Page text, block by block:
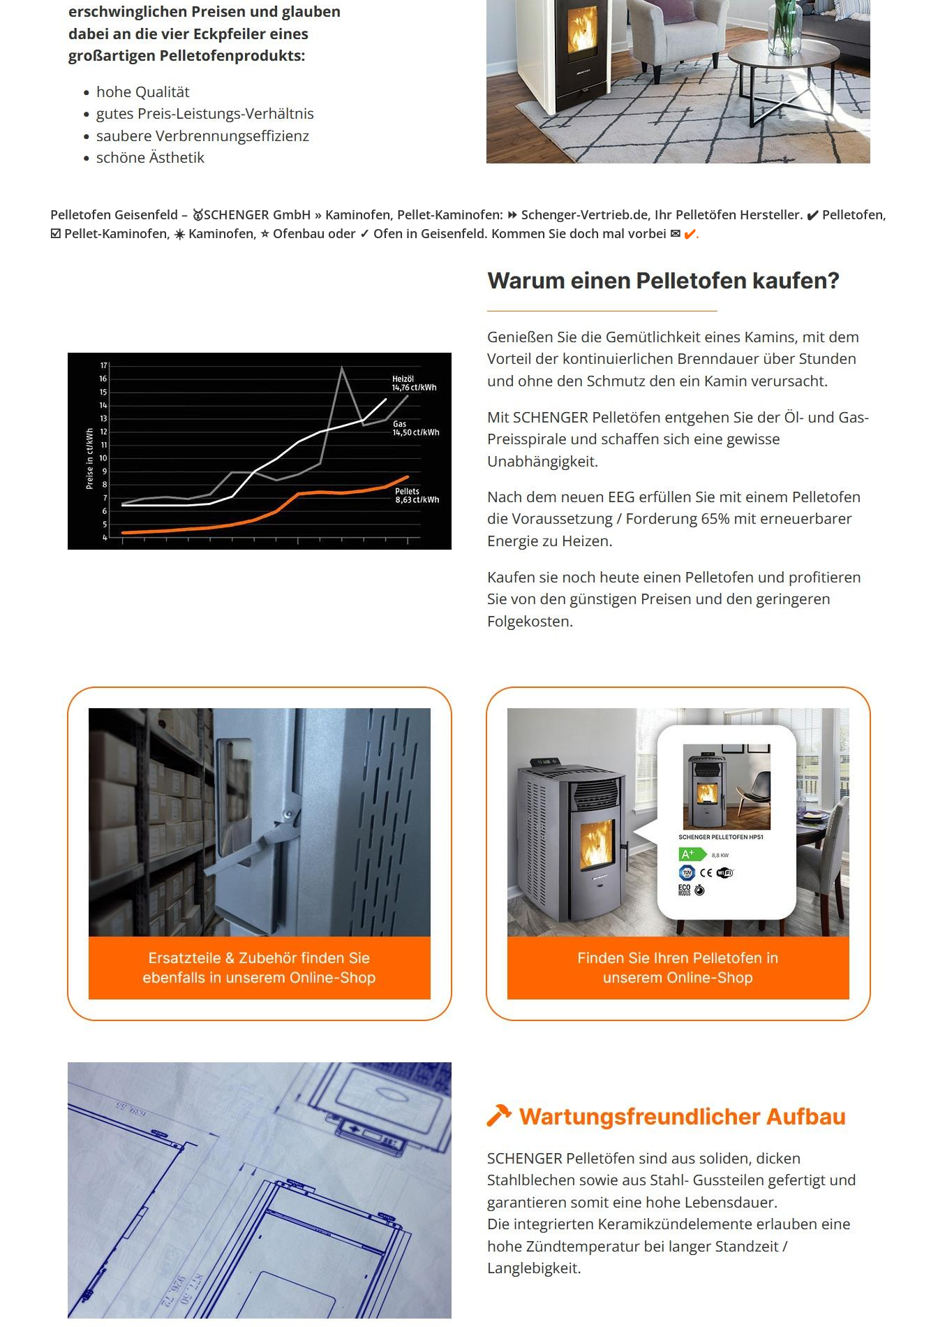
Pelletofen Geisenfeld – 🥇SCHENGER GmbH » Kaminofen, Pellet-Kaminofen: ⏩ Schenger-Vertrieb.de, Ihr Pelletöfen Hersteller. ✔️ Pelletofen,
☑️ Pellet-Kaminofen, ☀️ Kaminofen, ⭐ Ofenbau oder ✓ Ofen in Geisenfeld. Kommen Sie doch mal vorbei ✉ ✔️.